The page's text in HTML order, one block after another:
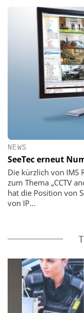
NEWS
SeeTec erneut
Die kürzlich von IMS
zum Thema „CCTV
hat die Position von
von IP...